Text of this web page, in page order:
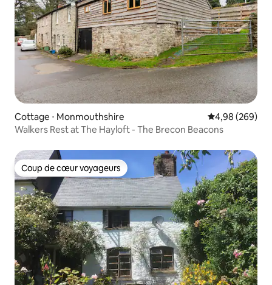
Cottage ⋅ Monmouthshire Évaluation
4,98 (269)
Walkers Rest at The Hayloft - The Brecon Beacons
Coup de cœur voyageurs
Coup de cœur voyageurs